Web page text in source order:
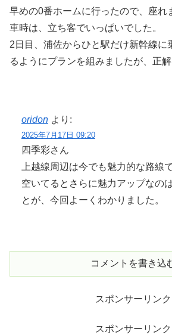
早めの0番ホームに行ったので、座れ
車時は、立ち客でいっぱいでした。
2日目、浦佐からひと駅だけ新幹線に
るようにプランを組みましたが、正解
oridon より:
2025年7月17日 09:20
四季彩さん
上越線周辺は今でも魅力的な路線
空いてるとさらに魅力アップなの
とが、今回よーくわかりました。
コメントを書き込
スポンサーリンク
スポンサーリンク